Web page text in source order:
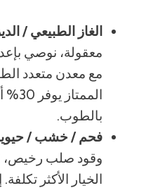
الغاز الطبيعي /
معقولة، نوصي
مع معدن متعدد
بالطوب.
فحم / خشب /
وقود صلب
الخيار الأكثر